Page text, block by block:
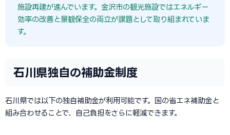
施設再建が進んでいます。金沢市の観光施設ではエネルギー
効率の改善と景観保全の両立が課題として取り組まれていま
す。
石川県独自の補助金制度
石川県では以下の独自補助金が利用可能です。国の省エネ補助金と
組み合わせることで、自己負担をさらに軽減できます。